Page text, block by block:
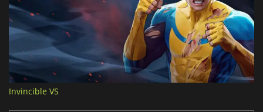
Invincible VS